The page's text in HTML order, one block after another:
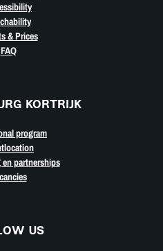
& Prices
FAQ
KORTRIJK
program
partnerships
US